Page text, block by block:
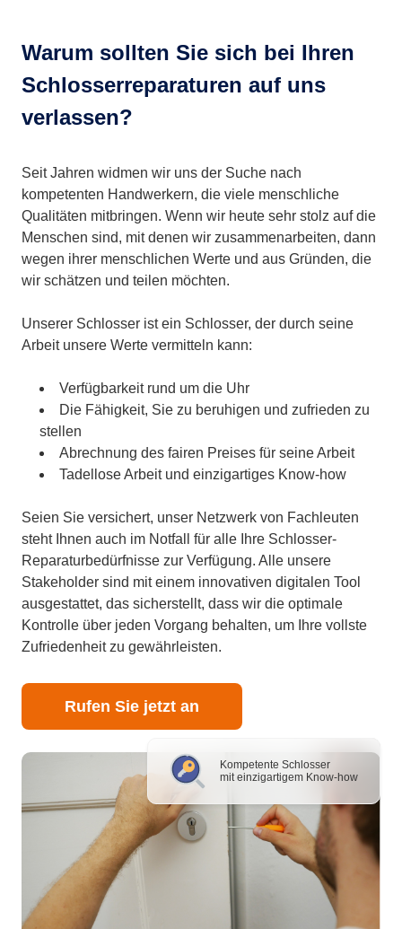
Kompetente Schlosser
mit einzigartigem Know-how
Warum sollten Sie sich bei Ihren
Schlosserreparaturen auf uns
verlassen?
Seit Jahren widmen wir uns der Suche nach
kompetenten Handwerkern, die viele menschliche
Qualitäten mitbringen. Wenn wir heute sehr stolz auf die
Menschen sind, mit denen wir zusammenarbeiten, dann
wegen ihrer menschlichen Werte und aus Gründen, die
wir schätzen und teilen möchten.
Unserer Schlosser ist ein Schlosser, der durch seine
Arbeit unsere Werte vermitteln kann:
Verfügbarkeit rund um die Uhr
Die Fähigkeit, Sie zu beruhigen und zufrieden zu
stellen
Abrechnung des fairen Preises für seine Arbeit
Tadellose Arbeit und einzigartiges Know-how
Seien Sie versichert, unser Netzwerk von Fachleuten
steht Ihnen auch im Notfall für alle Ihre Schlosser-
Reparaturbedürfnisse zur Verfügung. Alle unsere
Stakeholder sind mit einem innovativen digitalen Tool
ausgestattet, das sicherstellt, dass wir die optimale
Kontrolle über jeden Vorgang behalten, um Ihre vollste
Zufriedenheit zu gewährleisten.
Rufen Sie jetzt an